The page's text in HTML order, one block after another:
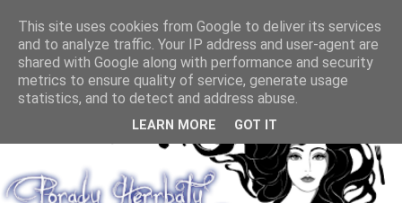
This site uses cookies from Google to deliver its services
and to analyze traffic. Your IP address and user-agent are
shared with Google along with performance and security
metrics to ensure quality of service, generate usage
statistics, and to detect and address abuse.
LEARN MORE GOT IT